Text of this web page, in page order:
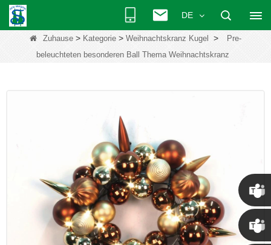
DE
Zuhause > Kategorie > Weihnachtskranz Kugel >
Pre-
beleuchteten besonderen Ball Thema Weihnachtskranz
Chris